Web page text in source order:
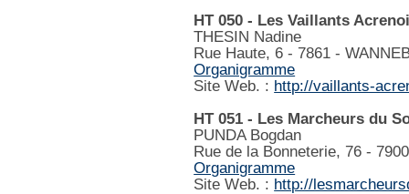
HT 050 - Les Vaillants
THESIN Nadine
Rue Haute, 6 - 7861 -
Organigramme
Site Web. : http://vaillants-
HT 051 - Les Marcheurs du
PUNDA Bogdan
Rue de la Bonneterie, 76 -
Organigramme
Site Web. : http://